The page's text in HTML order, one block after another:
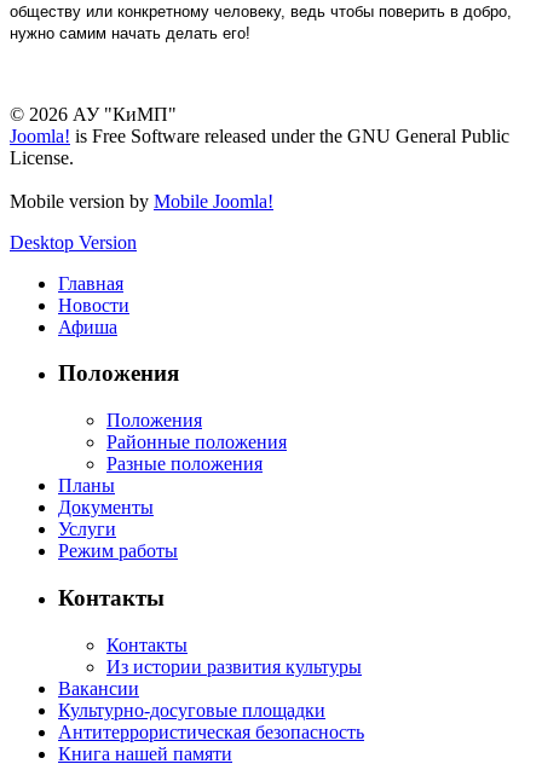
обществу или конкретному человеку, ведь чтобы поверить в добро,
нужно самим начать делать его!
© 2026 АУ "КиМП"
Joomla! is Free Software released under the GNU General Public
License.
Mobile version by Mobile Joomla!
Desktop Version
Главная
Новости
Афиша
Положения
Положения
Районные положения
Разные положения
Планы
Документы
Услуги
Режим работы
Контакты
Контакты
Из истории развития культуры
Вакансии
Культурно-досуговые площадки
Антитеррористическая безопасность
Книга нашей памяти